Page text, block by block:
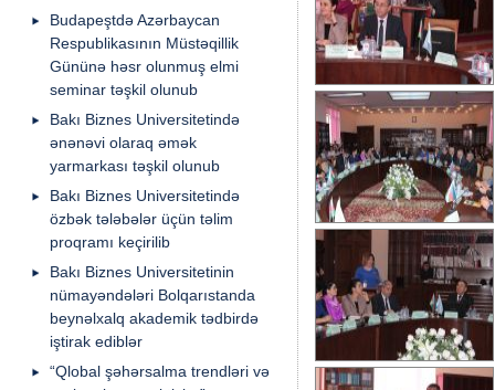
Budapeştdə Azərbaycan
Respublikasının Müstəqillik
Gününə həsr olunmuş elmi
seminar təşkil olunub
Bakı Biznes Universitetində
ənənəvi olaraq əmək
yarmarkası təşkil olunub
Bakı Biznes Universitetində
özbək tələbələr üçün təlim
proqramı keçirilib
Bakı Biznes Universitetinin
nümayəndələri Bolqarıstanda
beynəlxalq akademik tədbirdə
iştirak ediblər
“Qlobal şəhərsalma trendləri və